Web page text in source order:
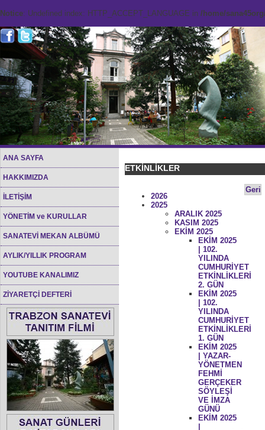
Notice: Undefined index: HTTP_ACCEPT_LANGUAGE in /home/
ANA SAYFA
HAKKIMIZDA
İLETİŞİM
YÖNETİM ve KURULLAR
SANATEVİ MEKAN ALBÜMÜ
AYLIK/YILLIK PROGRAM
YOUTUBE KANALIMIZ
ZİYARETÇİ DEFTERİ
ETKİNLİKLER
Geri
2026
2025
ARALIK 2025
KASIM 2025
EKİM 2025
EKİM 2025
| 102.
YILINDA
CUMHURİYET
ETKİNLİKLERİ
2. GÜN
EKİM 2025
| 102.
YILINDA
CUMHURİYET
ETKİNLİKLERİ
1. GÜN
EKİM 2025
| YAZAR-
YÖNETMEN
FEHMİ
GERÇEKER
SÖYLEŞİ
VE İMZA
GÜNÜ
EKİM 2025